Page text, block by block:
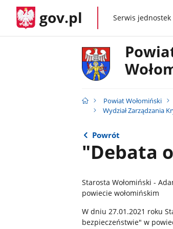
gov.pl gov.plSerwis
Powiat Wołomiński
Wydział Zarządzania
Powrót
"Debata
Starosta Wołomiński -
powiecie wołomińskim
W dniu 27.01.2021 roku
bezpieczeństwie" w